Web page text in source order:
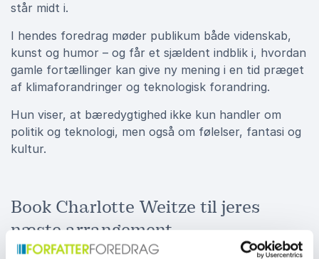
står midt i.
I hendes foredrag møder publikum både videnskab,
kunst og humor – og får et sjældent indblik i, hvordan
gamle fortællinger kan give ny mening i en tid præget
af klimaforandringer og teknologisk forandring.
Hun viser, at bæredygtighed ikke kun handler om
politik og teknologi, men også om følelser, fantasi og
kultur.
Book Charlotte Weitze til jeres
næste arrangement
Et foredrag med Charlotte Weitze er en levende,